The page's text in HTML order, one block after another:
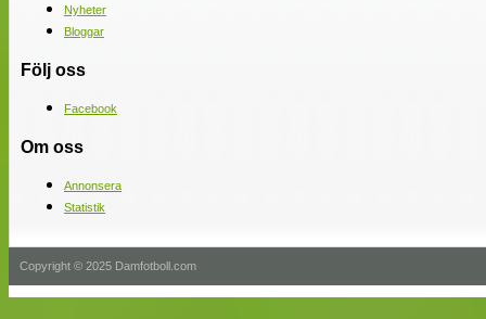
Nyheter
Bloggar
Följ oss
Facebook
Om oss
Annonsera
Statistik
Copyright © 2025 Damfotboll.com